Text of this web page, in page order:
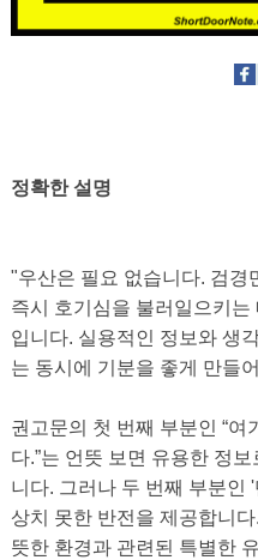
정확한 설명
"우산은 필요 없습니다. 검경
즉시 호기심을 불러일으키는
입니다. 실용적인 정보와 생
는 동시에 기분을 좋게 만들
권고문의 첫 번째 부분인 “여
다.”는 언뜻 보면 유용한 정
니다. 그러나 두 번째 부분인
상치 못한 반전을 제공합니
뜻한 환경과 관련된 특별한